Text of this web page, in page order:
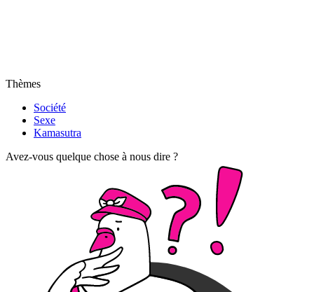
Thèmes
Société
Sexe
Kamasutra
Avez-vous quelque chose à nous dire ?